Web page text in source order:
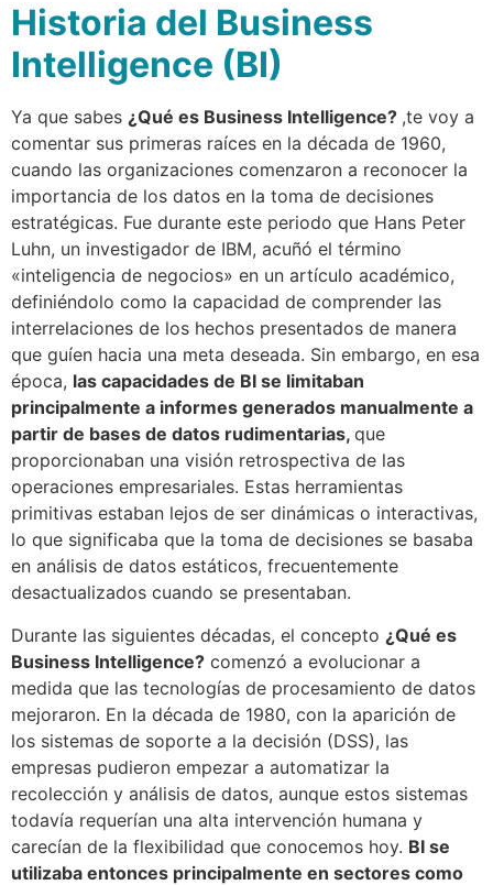
Historia del Business
Intelligence (BI)
Ya que sabes ¿Qué es Business Intelligence? ,te voy a
comentar sus primeras raíces en la década de 1960,
cuando las organizaciones comenzaron a reconocer la
importancia de los datos en la toma de decisiones
estratégicas. Fue durante este periodo que Hans Peter
Luhn, un investigador de IBM, acuñó el término
«inteligencia de negocios» en un artículo académico,
definiéndolo como la capacidad de comprender las
interrelaciones de los hechos presentados de manera
que guíen hacia una meta deseada. Sin embargo, en esa
época, las capacidades de BI se limitaban
principalmente a informes generados manualmente a
partir de bases de datos rudimentarias, que
proporcionaban una visión retrospectiva de las
operaciones empresariales. Estas herramientas
primitivas estaban lejos de ser dinámicas o interactivas,
lo que significaba que la toma de decisiones se basaba
en análisis de datos estáticos, frecuentemente
desactualizados cuando se presentaban.
Durante las siguientes décadas, el concepto ¿Qué es
Business Intelligence? comenzó a evolucionar a
medida que las tecnologías de procesamiento de datos
mejoraron. En la década de 1980, con la aparición de
los sistemas de soporte a la decisión (DSS), las
empresas pudieron empezar a automatizar la
recolección y análisis de datos, aunque estos sistemas
todavía requerían una alta intervención humana y
carecían de la flexibilidad que conocemos hoy. BI se
utilizaba entonces principalmente en sectores como